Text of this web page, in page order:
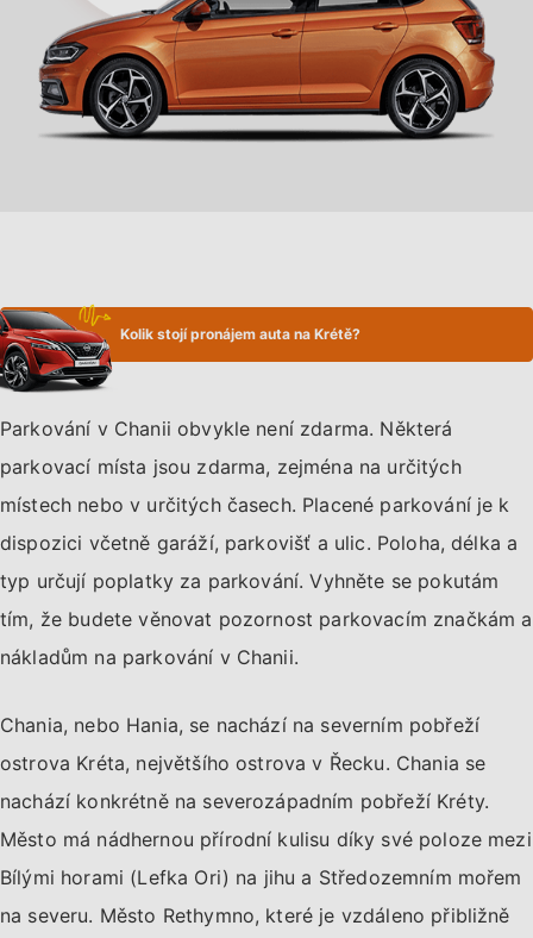
Kolik stojí pronájem auta na Krétě?
Parkování v Chanii obvykle není zdarma. Některá
parkovací místa jsou zdarma, zejména na určitých
místech nebo v určitých časech. Placené parkování je k
dispozici včetně garáží, parkovišť a ulic. Poloha, délka a
typ určují poplatky za parkování. Vyhněte se pokutám
tím, že budete věnovat pozornost parkovacím značkám a
nákladům na parkování v Chanii.
Chania, nebo Hania, se nachází na severním pobřeží
ostrova Kréta, největšího ostrova v Řecku. Chania se
nachází konkrétně na severozápadním pobřeží Kréty.
Město má nádhernou přírodní kulisu díky své poloze mezi
Bílými horami (Lefka Ori) na jihu a Středozemním mořem
na severu. Město Rethymno, které je vzdáleno přibližně